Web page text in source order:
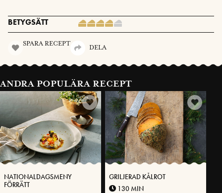
BETYGSÄTT
SPARA RECEPT
DELA
ANDRA POPULÄRA RECEPT
NATIONALDAGSMENY
FÖRRÄTT
GRILJERAD KÅLROT
130 MIN